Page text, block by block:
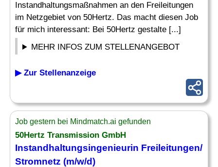
Instandhaltungsmaßnahmen an den Freileitungen
im Netzgebiet von 50Hertz. Das macht diesen Job
für mich interessant: Bei 50Hertz gestalte [...]
MEHR INFOS ZUM STELLENANGEBOT
▶ Zur Stellenanzeige
Job gestern bei Mindmatch.ai gefunden
50Hertz Transmission GmbH
Instandhaltungsingenieurin Freileitungen/
Stromnetz (m/w/d)